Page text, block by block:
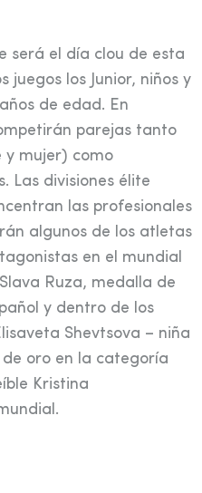
será el día clou de esta
juegos los Junior, niños y
de edad. En
parejas tanto
y mujer) como
Las divisiones élite
las profesionales
algunos de los atletas
en el mundial
Ruza, medalla de
y dentro de los
Shevtsova – niña
oro en la categoría
Kristina